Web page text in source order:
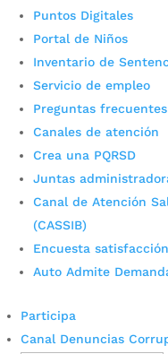
Puntos Digitales
Portal de Niños
Inventario de
Servicio de empleo
Preguntas frecuentes
Canales de atención
Crea una PQRSD
Juntas
Canal de Atención
(CASSIB)
Encuesta
Auto Admite
Participa
Canal Denuncias
Seis
graduaron
en el
porEdgar Augusto
Los nuevos
GT SANTANDER-
de Educación